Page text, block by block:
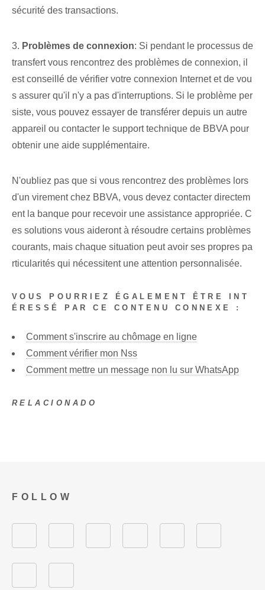
sécurité des transactions.
3. Problèmes de connexion: Si pendant le processus de
transfert vous rencontrez des problèmes de connexion, il
est conseillé de vérifier votre connexion Internet et de vou
s assurer qu'il n'y a pas d'interruptions. Si le problème per
siste, vous pouvez essayer de transférer depuis un autre
appareil ou contacter le support technique de BBVA pour
obtenir une aide supplémentaire.
N'oubliez pas que si vous rencontrez des problèmes lors
d'un virement chez BBVA, vous devez contacter directem
ent la banque pour recevoir une assistance appropriée. C
es solutions vous aideront à résoudre certains problèmes
courants, mais chaque situation peut avoir ses propres pa
rticularités qui nécessitent une attention personnalisée.
VOUS POURRIEZ ÉGALEMENT ÊTRE INT
ÉRESSÉ PAR CE CONTENU CONNEXE :
Comment s'inscrire au chômage en ligne
Comment vérifier mon Nss
Comment mettre un message non lu sur WhatsApp
RELACIONADO
FOLLOW